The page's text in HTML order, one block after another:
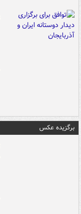
برگزیده عکس